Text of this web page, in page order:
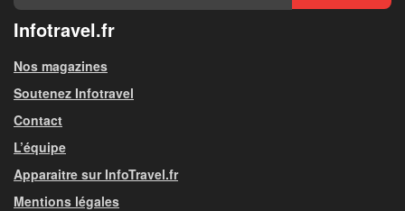
Infotravel.fr
Nos magazines
Soutenez Infotravel
Contact
L’équipe
Apparaitre sur InfoTravel.fr
Mentions légales